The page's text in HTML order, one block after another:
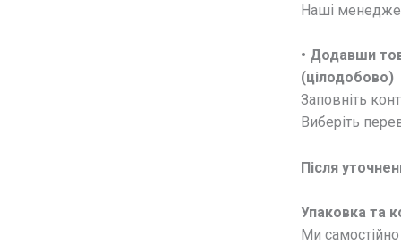
Наші
• Додавши
(цілодобово)
Заповніть
Виберіть
Після
Упаковка та
Ми